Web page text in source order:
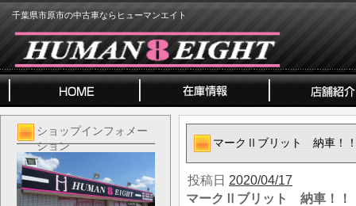
千葉県市原市の中古車ならヒューマンエイト
ショップインフォメー
ション
マークⅡブリット 納車！
投稿日 2020/04/17
マークⅡブリット 納車！！